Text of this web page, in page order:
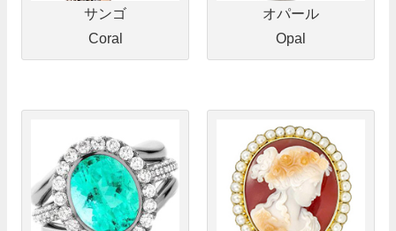
サンゴ
Coral
オパール
Opal